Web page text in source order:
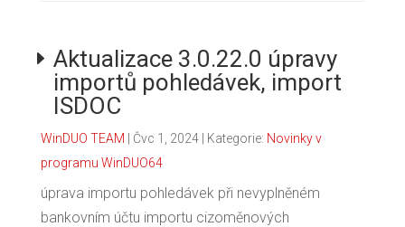
Aktualizace 3.0.22.0 úpravy
importů pohledávek, import
ISDOC
WinDUO TEAM Čvc 1, 2024| Kategorie: Novinky v
programu WinDUO64
úprava importu pohledávek při nevyplněném
bankovním účtu importu cizoměnových